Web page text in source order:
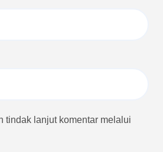
tindak lanjut komentar melalui